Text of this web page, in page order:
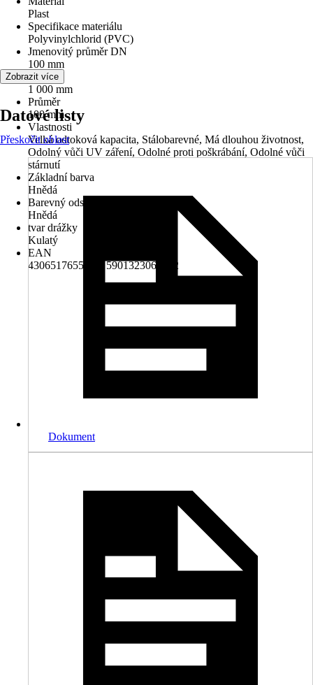
Plast
Specifikace materiálu
Polyvinylchlorid (PVC)
Jmenovitý průměr DN
100 mm
Délka
1 000 mm
Průměr
100 mm
Vlastnosti
Velká odtoková kapacita, Stálobarevné, Má dlouhou životnost,
Odolný vůči UV záření, Odolné proti poškrábání, Odolné vůči
stárnutí
Základní barva
Hnědá
Barevný odstín
Hnědá
tvar drážky
Kulatý
EAN
4306517655983, 5901323066962
Zobrazit více
Datové listy
Přeskočit oblast
Dokument